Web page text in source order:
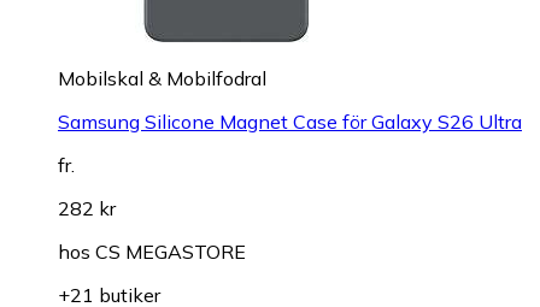
Mobilskal & Mobilfodral
Samsung Silicone Magnet Case för Galaxy S26 Ultra
fr.
282 kr
hos CS MEGASTORE
+21 butiker